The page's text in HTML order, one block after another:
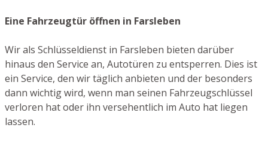
Eine Fahrzeugtür öffnen in Farsleben
Wir als Schlüsseldienst in Farsleben bieten darüber
hinaus den Service an, Autotüren zu entsperren. Dies ist
ein Service, den wir täglich anbieten und der besonders
dann wichtig wird, wenn man seinen Fahrzeugschlüssel
verloren hat oder ihn versehentlich im Auto hat liegen
lassen.